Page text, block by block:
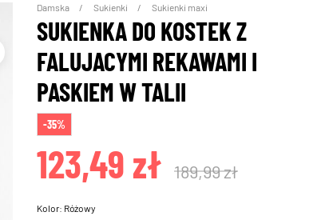
Damska Sukienki Sukienki maxi
SUKIENKA DO KOSTEK Z
FALUJACYMI REKAWAMI I
PASKIEM W TALII
-35%
123,49 zł 189,99 zł
Kolor: Różowy